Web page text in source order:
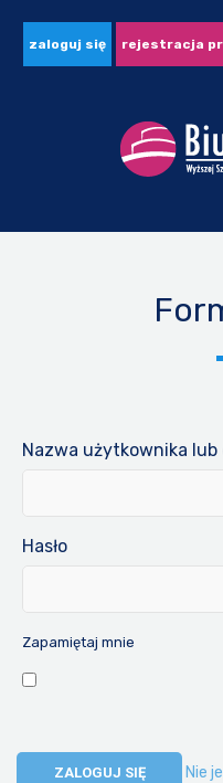
zaloguj się rejestracja
Nazwa użytkownika lub
Hasło
Zapamiętaj mnie
Nie